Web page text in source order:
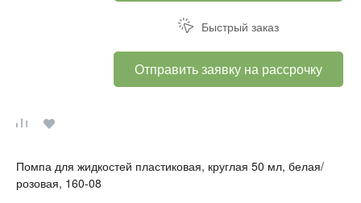
Быстрый заказ
Отправить заявку на рассрочку
Помпа для жидкостей пластиковая, круглая 50 мл, белая/
розовая, 160-08